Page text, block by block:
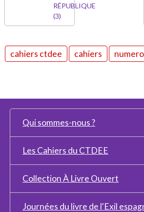
RÉPUBLIQUE
(3)
cahiers ctdee cahiers
Qui sommes-nous ?
Les Cahiers du CTDEE
Collection À Livre Ouvert
Journées du livre de l'Exil